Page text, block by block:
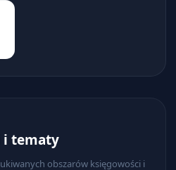
i tematy
obszarów księgowości i